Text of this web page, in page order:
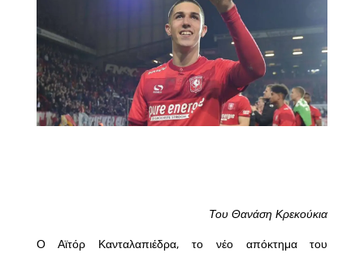
Του Θανάση Κρεκούκια
Ο Αϊτόρ Κανταλαπιέδρα, το νέο απόκτημα του